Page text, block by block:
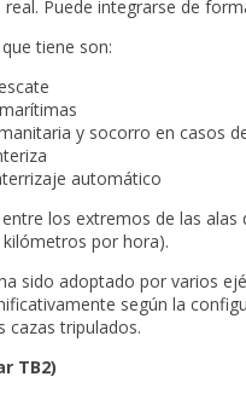
Puede integrarse de
tiene son:
y socorro en casos
automático
los extremos de las
kilómetros por hora).
sido adoptado por varios
según la
cazas tripulados.
TB2)